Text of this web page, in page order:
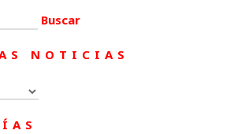
NOTICIAS